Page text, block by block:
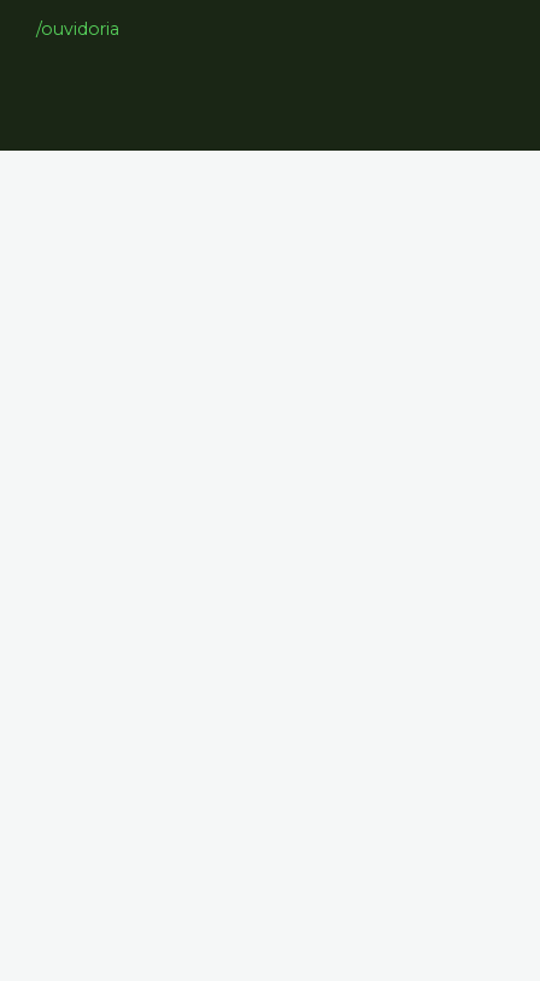
/ouvidoria